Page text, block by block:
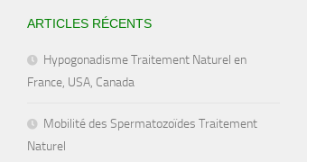
ARTICLES RÉCENTS
Hypogonadisme Traitement Naturel en
France, USA, Canada
Mobilité des Spermatozoïdes Traitement
Naturel